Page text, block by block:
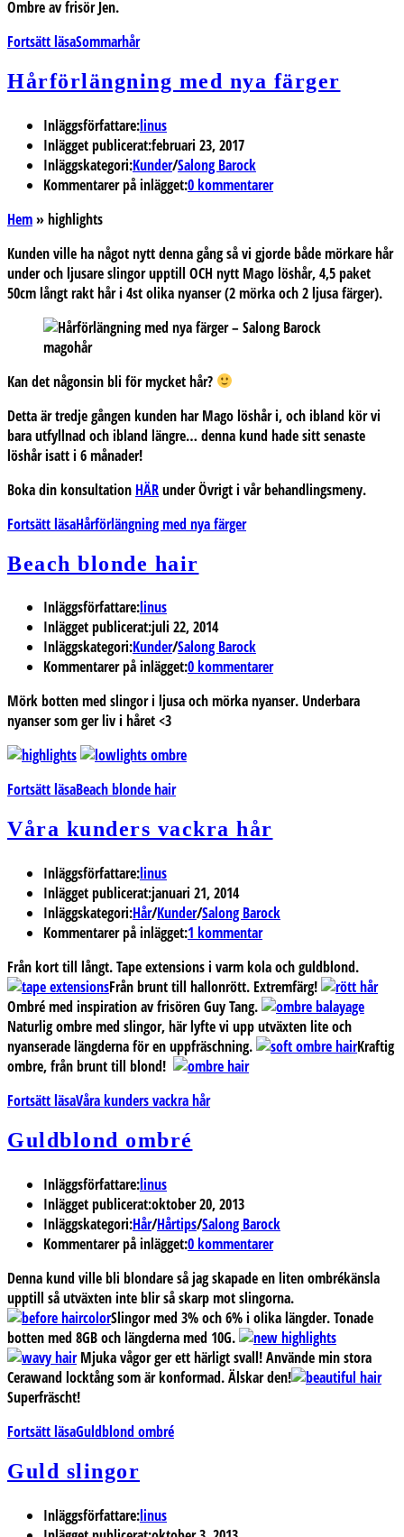
Ombre av frisör Jen.
Fortsätt läsaSommarhår
Hårförlängning med nya färger
Inläggsförfattare:linus
Inlägget publicerat:februari 23, 2017
Inläggskategori:Kunder/Salong Barock
Kommentarer på inlägget:0 kommentarer
Hem»highlights
Kunden ville ha något nytt denna gång så vi gjorde både mörkare hår
under och ljusare slingor upptill OCH nytt Mago löshår, 4,5 paket
50cm långt rakt hår i 4st olika nyanser (2 mörka och 2 ljusa färger).
magohår
Kan det någonsin bli för mycket hår?
Detta är tredje gången kunden har Mago löshår i, och ibland kör vi
bara utfyllnad och ibland längre… denna kund hade sitt senaste
löshår isatt i 6 månader!
Boka din konsultation HÄRunder Övrigt i vår behandlingsmeny.
Fortsätt läsaHårförlängning med nya färger
Beach blonde hair
Inläggsförfattare:linus
Inlägget publicerat:juli 22, 2014
Inläggskategori:Kunder/Salong Barock
Kommentarer på inlägget:0 kommentarer
Mörk botten med slingor i ljusa och mörka nyanser. Underbara
nyanser som ger liv i håret <3
Fortsätt läsaBeach blonde hair
Våra kunders vackra hår
Inläggsförfattare:linus
Inlägget publicerat:januari 21, 2014
Inläggskategori:Hår/Kunder/Salong Barock
Kommentarer på inlägget:1 kommentar
Från kort till långt. Tape extensions i varm kola och guldblond.
Från brunt till hallonrött. Extremfärg!
Ombré med inspiration av frisören Guy Tang.
Naturlig ombre med slingor, här lyfte vi upp utväxten lite och
nyanserade längderna för en uppfräschning.
Kraftig
ombre, från brunt till blond!
Fortsätt läsaVåra kunders vackra hår
Guldblond ombré
Inläggsförfattare:linus
Inlägget publicerat:oktober 20, 2013
Inläggskategori:Hår/Hårtips/Salong Barock
Kommentarer på inlägget:0 kommentarer
Denna kund ville bli blondare så jag skapade en liten ombrékänsla
upptill så utväxten inte blir så skarp mot slingorna.
Slingor med 3% och 6% i olika längder. Tonade
botten med 8GB och längderna med 10G.
Mjuka vågor ger ett härligt svall! Använde min stora
Cerawand locktång som är konformad. Älskar den!
Superfräscht!
Fortsätt läsaGuldblond ombré
Guld slingor
Inläggsförfattare:linus